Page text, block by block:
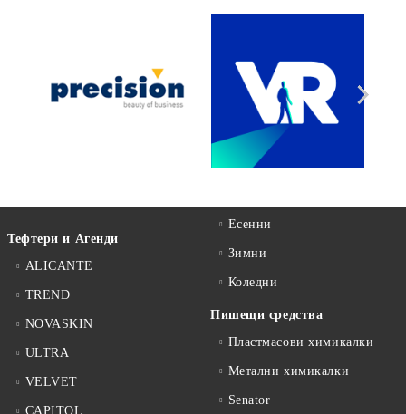
Тефтери и Агенди
ALICANTE
TREND
NOVASKIN
ULTRA
VELVET
CAPITOL
Есенни
Зимни
Коледни
Пишещи средства
Пластмасови химикалки
Метални химикалки
Senator